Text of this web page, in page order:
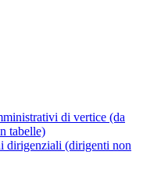
di vertice (da
tabelle)
dirigenziali (dirigenti non